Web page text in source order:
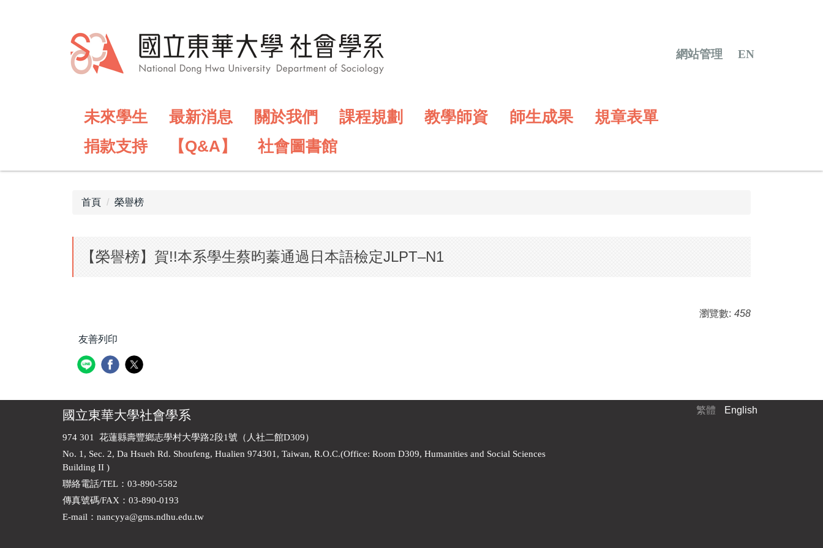
網站管理 EN
未來學生 最新消息 關於我們 課程規劃 教學師資 師生成果
規章表單
捐款支持
【Q&A】 社會圖書館
首頁 榮譽榜
【榮譽榜】賀!!本系學生蔡昀蓁通過日本語檢定JLPT–N1
瀏覽數: 458
友善列印
繁體 English
國立東華大學社會學系
974 301 花蓮縣壽豐鄉志學村大學路2段1號（人社二館D309）
No. 1, Sec. 2, Da Hsueh Rd. Shoufeng, Hualien 974301, Taiwan, R.O.C.(Office: Room D309, Humanities and Social Sciences
Building II )
聯絡電話/TEL：03-890-5582
傳真號碼/FAX：03-890-0193
E-mail ： nancyya@gms.ndhu.edu.tw